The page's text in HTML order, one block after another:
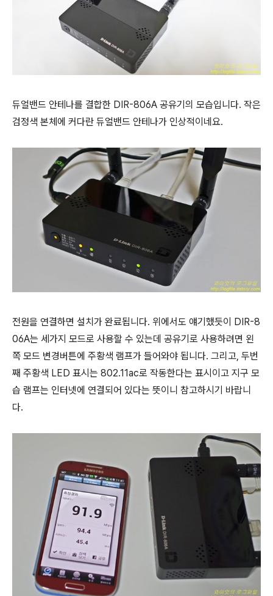
듀얼밴드 안테나를 결합한 DIR-806A 공유기의 모습입니다. 작은
검정색 본체에 커다란 듀얼밴드 안테나가 인상적이네요.
전원을 연결하면 설치가 완료됩니다. 위에서도 얘기했듯이 DIR-8
06A는 세가지 모드로 사용할 수 있는데 공유기로 사용하려면 왼
쪽 모드 변경버튼에 주황색 램프가 들어와야 됩니다. 그리고, 두번
째 주황색 LED 표시는 802.11ac로 작동한다는 표시이고 지구 모
습 램프는 인터넷에 연결되어 있다는 뜻이니 참고하시기 바랍니
다.